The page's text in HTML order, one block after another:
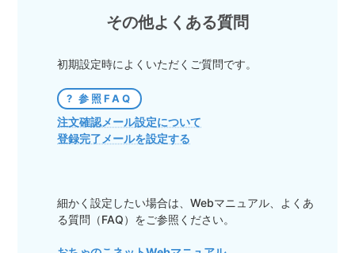
その他よくある質問
初期設定時によくいただくご質問です。
参照FAQ
注文確認メール設定について
登録完了メールを設定する
細かく設定したい場合は、Webマニュアル、よくあ
る質問（FAQ）をご参照ください。